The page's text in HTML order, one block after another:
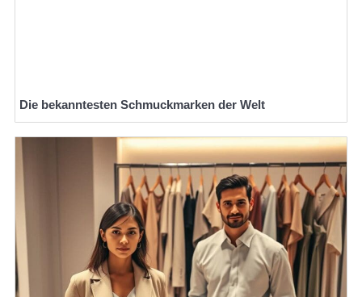
Die bekanntesten Schmuckmarken der Welt